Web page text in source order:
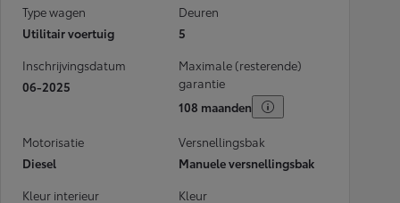
Type wagen
Utilitair voertuig
Deuren
5
Inschrijvingsdatum
06-2025
Maximale (resterende)
garantie
108 maanden
Motorisatie
Diesel
Versnellingsbak
Manuele versnellingsbak
Kleur interieur
Kleur